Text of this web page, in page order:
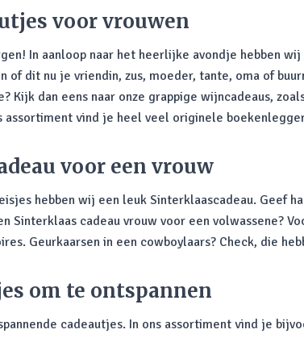
voor vrouwen
In aanloop naar het heerlijke avondje hebben
dit nu je vriendin, zus, moeder, tante, oma of
dan eens naar onze grappige wijncadeaus,
vind je heel veel originele
voor een vrouw
hebben wij een leuk Sinterklaascadeau. Geef
cadeau vrouw voor een volwassene?
Geurkaarsen in een cowboylaars? Check, die
om te ontspannen
cadeautjes. In ons assortiment vind je